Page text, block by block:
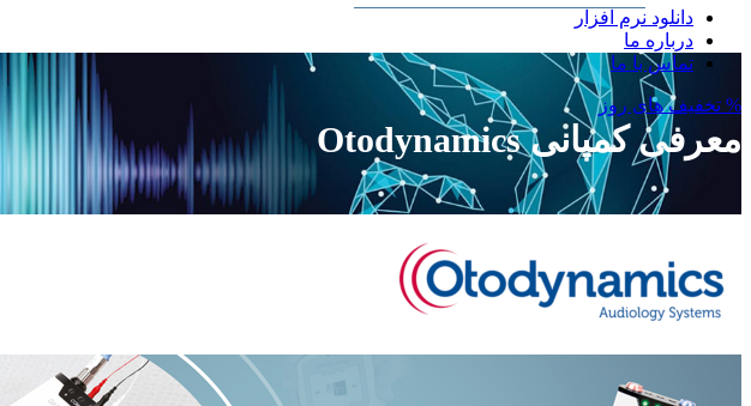
دانلود نرم افزار
درباره ما
تماس با ما
% تخفیف های روز
معرفی کمپانی Otodynamics